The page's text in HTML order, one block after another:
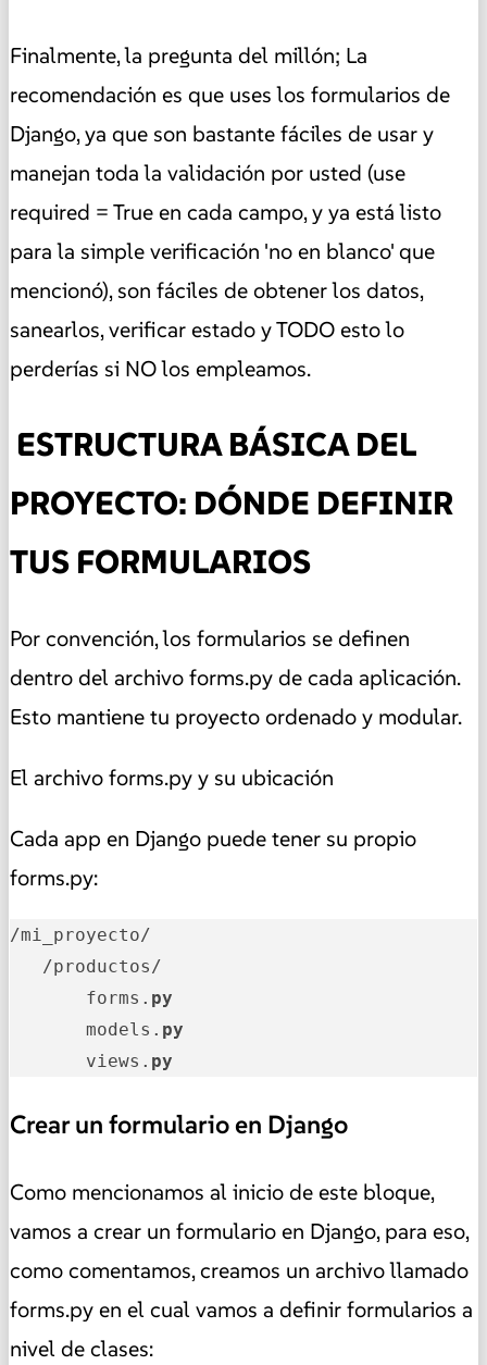
Finalmente, la pregunta del millón; La
recomendación es que uses los formularios de
Django, ya que son bastante fáciles de usar y
manejan toda la validación por usted (use
required = True en cada campo, y ya está listo
para la simple verificación 'no en blanco' que
mencionó), son fáciles de obtener los datos,
sanearlos, verificar estado y TODO esto lo
perderías si NO los empleamos.
️ ESTRUCTURA BÁSICA DEL
PROYECTO: DÓNDE DEFINIR
TUS FORMULARIOS
Por convención, los formularios se definen
dentro del archivo forms.py de cada aplicación.
Esto mantiene tu proyecto ordenado y modular.
El archivo forms.py y su ubicación
Cada app en Django puede tener su propio
forms.py:
/mi_proyecto/
   /productos/
       forms.
py
       models.
py
       views.
py
Crear un formulario en Django
Como mencionamos al inicio de este bloque,
vamos a crear un formulario en Django, para eso,
como comentamos, creamos un archivo llamado
forms.py en el cual vamos a definir formularios a
nivel de clases: